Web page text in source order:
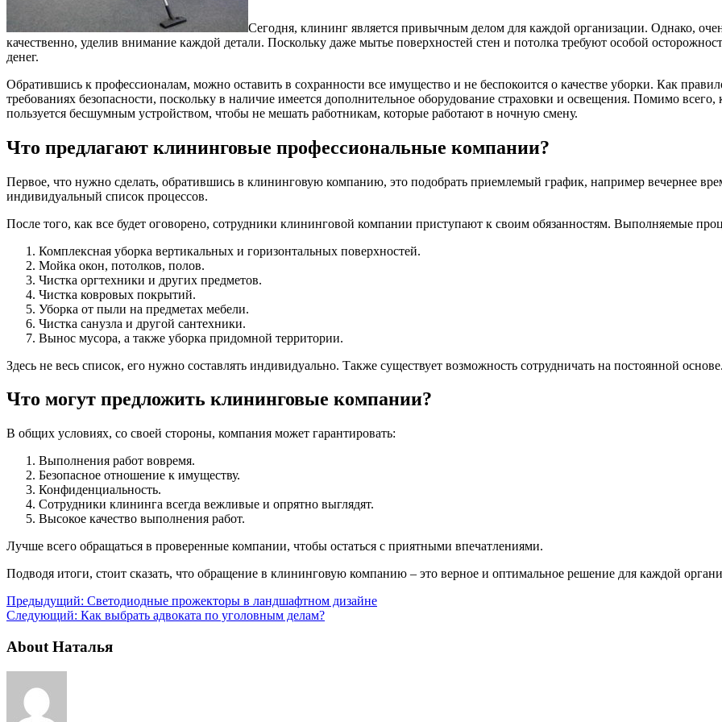
Сегодня, клининг является привычным делом для каждой организации. Однако,
качественно, уделив внимание каждой детали. Поскольку даже мытье поверхностей стен и потолка требуют особой
денег.
Обратившись к профессионалам, можно оставить в сохранности все имущество и не беспокоится о качестве уборки. Как
требованиях безопасности, поскольку в наличие имеется дополнительное оборудование страховки и освещения. Помимо
пользуется бесшумным устройством, чтобы не мешать работникам, которые работают в ночную смену.
Что предлагают клининговые профессиональные компании?
Первое, что нужно сделать, обратившись в клининговую компанию, это подобрать приемлемый график, например вечернее
индивидуальный список процессов.
После того, как все будет оговорено, сотрудники клининговой компании приступают к своим обязанностям. Выполняемые
Комплексная уборка вертикальных и горизонтальных поверхностей.
Мойка окон, потолков, полов.
Чистка оргтехники и других предметов.
Чистка ковровых покрытий.
Уборка от пыли на предметах мебели.
Чистка санузла и другой сантехники.
Вынос мусора, а также уборка придомной территории.
Здесь не весь список, его нужно составлять индивидуально. Также существует возможность сотрудничать на постоянной основе.
Что могут предложить клининговые компании?
В общих условиях, со своей стороны, компания может гарантировать:
Выполнения работ вовремя.
Безопасное отношение к имуществу.
Конфиденциальность.
Сотрудники клининга всегда вежливые и опрятно выглядят.
Высокое качество выполнения работ.
Лучше всего обращаться в проверенные компании, чтобы остаться с приятными впечатлениями.
Подводя итоги, стоит сказать, что обращение в клининговую компанию – это верное и оптимальное решение для каждой
Предыдущий: Светодиодные прожекторы в ландшафтном дизайне
Следующий: Как выбрать адвоката по уголовным делам?
About Наталья